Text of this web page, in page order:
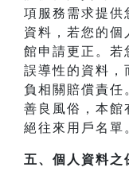
項服務需求提供
資料，若您的個
館申請更正。若
誤導性的資料，
負相關賠償責任
善良風俗，本館
絕往來用戶名單
五、個人資料之